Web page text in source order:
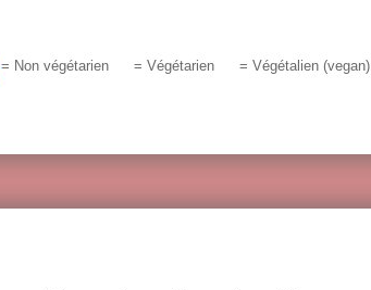
= Non végétarien = Végétarien = Végétalien (vegan)